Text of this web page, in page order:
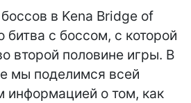
в Kena Bridge of
с боссом, с которой
второй половине игры. В
мы поделимся всей
информацией о том, как